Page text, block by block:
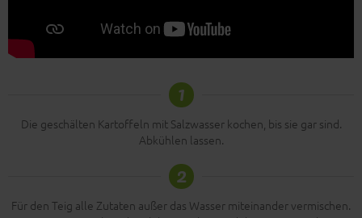
1
Die geschälten Kartoffeln mit Salzwasser kochen, bis sie gar sind.
Abkühlen lassen.
2
Für den Teig alle Zutaten außer das Wasser miteinander vermischen.